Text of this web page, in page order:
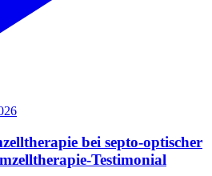
bei septo-optischer
Testimonial